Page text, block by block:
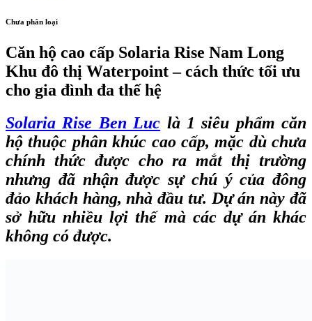
Chưa phân loại
Căn hộ cao cấp Solaria Rise Nam Long
Khu đô thị Waterpoint – cách thức tối ưu
cho gia đình đa thế hệ
Solaria Rise Ben Luc là 1 siêu phẩm căn
hộ thuộc phân khúc cao cấp, mặc dù chưa
chính thức được cho ra mắt thị trường
nhưng đã nhận được sự chú ý của đông
đảo khách hàng, nhà đầu tư. Dự án này đã
sở hữu nhiều lợi thế mà các dự án khác
không có được.